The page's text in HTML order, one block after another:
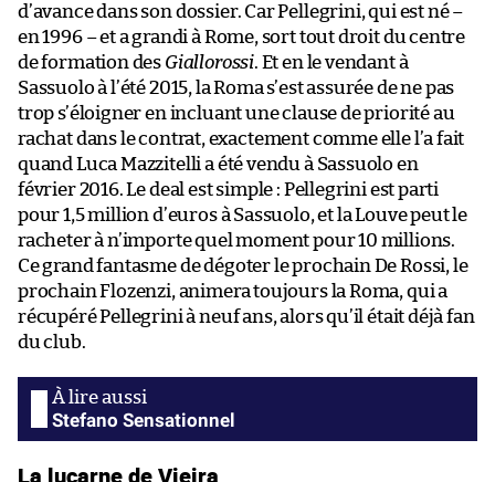
d’avance dans son dossier. Car Pellegrini, qui est né –
en 1996 – et a grandi à Rome, sort tout droit du centre
de formation des Giallorossi. Et en le vendant à
Sassuolo à l’été 2015, la Roma s’est assurée de ne pas
trop s’éloigner en incluant une clause de priorité au
rachat dans le contrat, exactement comme elle l’a fait
quand Luca Mazzitelli a été vendu à Sassuolo en
février 2016. Le deal est simple : Pellegrini est parti
pour 1,5 million d’euros à Sassuolo, et la Louve peut le
racheter à n’importe quel moment pour 10 millions.
Ce grand fantasme de dégoter le prochain De Rossi, le
prochain Flozenzi, animera toujours la Roma, qui a
récupéré Pellegrini à neuf ans, alors qu’il était déjà fan
du club.
Stefano Sensationnel
La lucarne de Vieira